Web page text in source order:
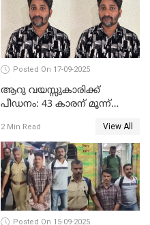
Posted On 17-09-2025
ആറു വയസ്സുകാരിക്ക്
പീഡനം: 43 കാരന് മൂന്ന്
പിഴയും ശിക്ഷ
2 Min Read View All
Posted On 15-09-2025